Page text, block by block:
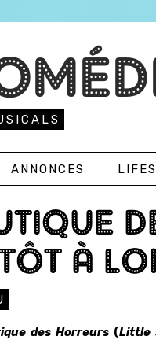
ANNONCES
À
des Horreurs(Little